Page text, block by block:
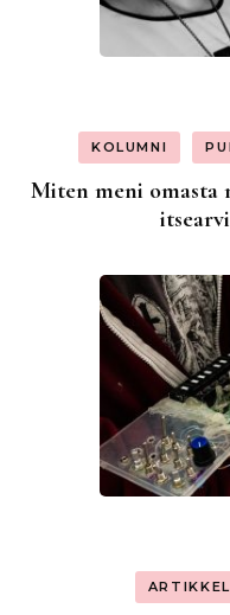
KOLUMNI
Miten meni omasta